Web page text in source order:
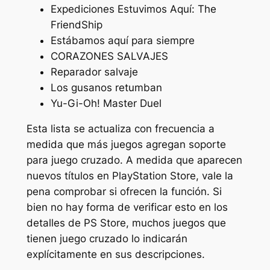
Expediciones Estuvimos Aquí: The
FriendShip
Estábamos aquí para siempre
CORAZONES SALVAJES
Reparador salvaje
Los gusanos retumban
Yu-Gi-Oh! Master Duel
Esta lista se actualiza con frecuencia a
medida que más juegos agregan soporte
para juego cruzado. A medida que aparecen
nuevos títulos en PlayStation Store, vale la
pena comprobar si ofrecen la función. Si
bien no hay forma de verificar esto en los
detalles de PS Store, muchos juegos que
tienen juego cruzado lo indicarán
explícitamente en sus descripciones.